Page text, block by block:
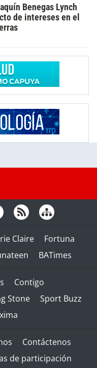
Benegas Lynch
de intereses en el
Claire
Fortuna
BATimes
Contigo
Stone
Sport Buzz
Contáctenos
de participación